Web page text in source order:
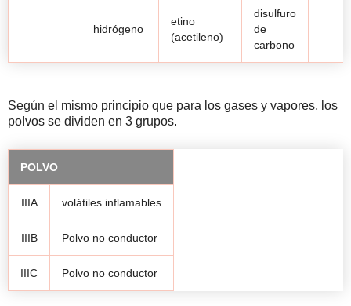
hidrógeno
etino
(acetileno)
disulfuro
de
carbono
Según el mismo principio que para los gases y vapores, los
polvos se dividen en 3 grupos.
POLVO
IIIA volátiles inflamables
IIIB Polvo no conductor
IIIC Polvo no conductor